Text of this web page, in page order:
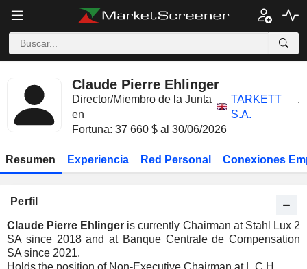
Claude Pierre Ehlinger
Director/Miembro de la Junta
en
TARKETT
S.A.
.
Fortuna: 37 660 $ al 30/06/2026
Resumen Experiencia Red Personal Conexiones
Perfil
Claude Pierre Ehlinger is currently Chairman at Stahl Lux 2
SA since 2018 and at Banque Centrale de Compensation
SA since 2021.
Holds the position of Non-Executive Chairman at L.C.H.